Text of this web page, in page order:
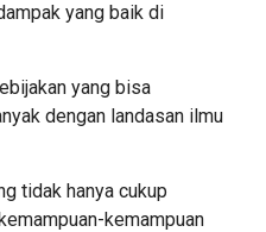
yang baik di
yang bisa
dengan landasan ilmu
tidak hanya cukup
kemampuan